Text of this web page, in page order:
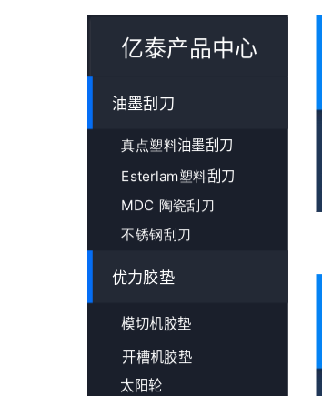
真点塑料油墨刮刀
亿泰产品中心
Esterlam塑料刮刀
MDC 陶瓷刮刀
不锈钢刮刀
太阳轮
模切机胶垫
开槽机胶垫
优力胶垫
油墨刮刀